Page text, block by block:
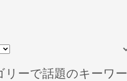
リーで話題のキーワー